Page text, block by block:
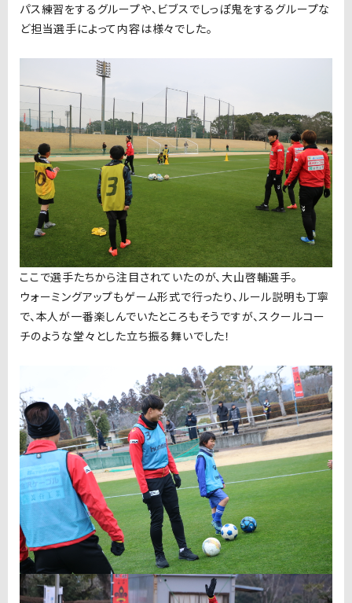
パス練習をするグループや、ビブスでしっぽ鬼をするグループな
ど担当選手によって内容は様々でした。
ここで選手たちから注目されていたのが、大山啓輔選手。
ウォーミングアップもゲーム形式で行ったり、ルール説明も丁寧
で、本人が一番楽しんでいたところもそうですが、スクールコー
チのような堂々とした立ち振る舞いでした！